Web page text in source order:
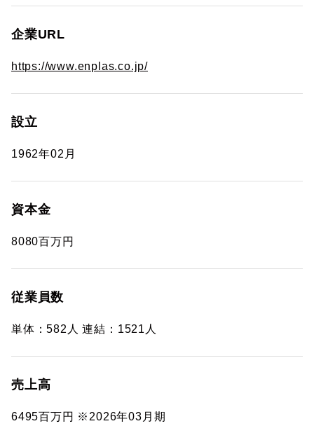
企業URL
https://www.enplas.co.jp/
設立
1962年02月
資本金
8080百万円
従業員数
単体：582人 連結：1521人
売上高
6495百万円 ※2026年03月期